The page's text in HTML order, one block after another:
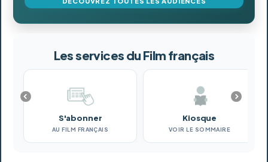
Les services du Film français
S'abonner
AU FILM FRANÇAIS
Kiosque
VOIR LE SOMMAIRE